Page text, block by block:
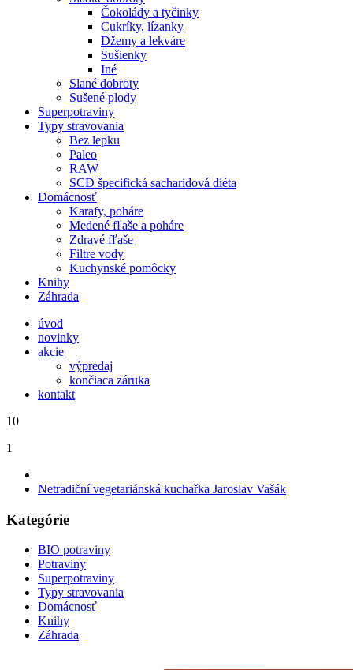
Čokolády a tyčinky
Cukríky, lízanky
Džemy a lekváre
Sušienky
Iné
Slané dobroty
Sušené plody
Superpotraviny
Typy stravovania
Bez lepku
Paleo
RAW
SCD špecifická sacharidová diéta
Domácnosť
Karafy, poháre
Medené fľaše a poháre
Zdravé fľaše
Filtre vody
Kuchynské pomôcky
Knihy
Záhrada
úvod
novinky
akcie
výpredaj
končiaca záruka
kontakt
10
1
Netradiční vegetariánská kuchařka Jaroslav Vašák
Kategórie
BIO potraviny
Potraviny
Superpotraviny
Typy stravovania
Domácnosť
Knihy
Záhrada